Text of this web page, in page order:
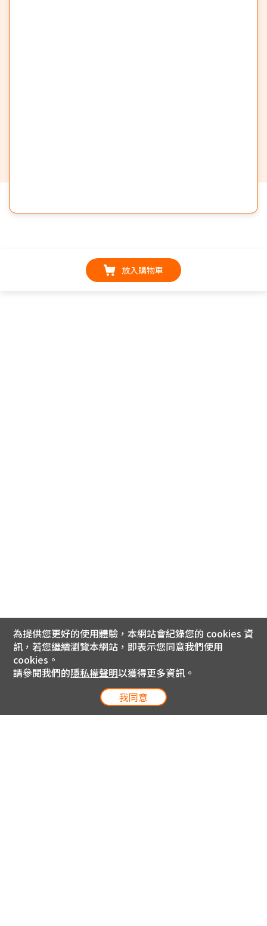
放入購物車
為提供您更好的使用體驗，本網站會紀錄您的 cookies 資
訊，若您繼續瀏覽本網站，即表示您同意我們使用
cookies。
請參閱我們的隱私權聲明以獲得更多資訊。
我同意